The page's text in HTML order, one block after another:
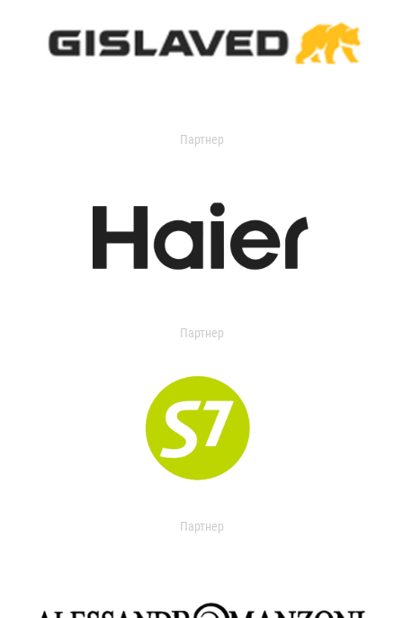
Партнер
Партнер
Партнер